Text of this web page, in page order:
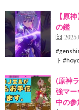
【原
の鑑
ト
(原神
強マー
中の参